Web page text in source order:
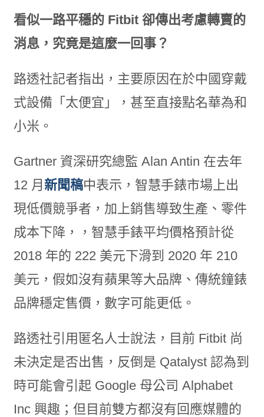
看似一路平穩的 Fitbit 卻傳出考慮轉賣的
消息，究竟是這麼一回事？
路透社記者指出，主要原因在於中國穿戴
式設備「太便宜」，甚至直接點名華為和
小米。
Gartner 資深研究總監 Alan Antin 在去年
12 月 新聞稿中表示，智慧手錶市場上出
現低價競爭者，加上銷售導致生產、零件
成本下降，，智慧手錶平均價格預計從
2018 年的 222 美元下滑到 2020 年 210
美元，假如沒有蘋果等大品牌、傳統鐘錶
品牌穩定售價，數字可能更低。
路透社引用匿名人士說法，目前 Fitbit 尚
未決定是否出售，反倒是 Qatalyst 認為到
時可能會引起 Google 母公司 Alphabet
Inc 興趣；但目前雙方都沒有回應媒體的